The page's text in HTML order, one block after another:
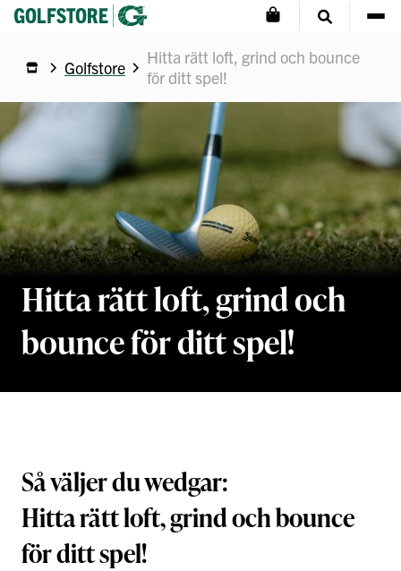
Golfstore
Hitta rätt loft, grind och bounce
för ditt spel!
Hitta rätt loft, grind och
bounce för ditt spel!
Så väljer du wedgar:
Hitta rätt loft, grind och bounce
för ditt spel!